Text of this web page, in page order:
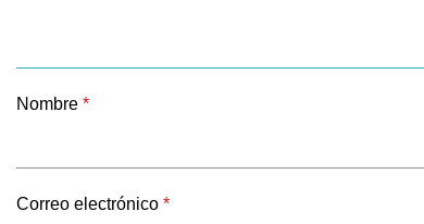
Nombre *
Correo electrónico *